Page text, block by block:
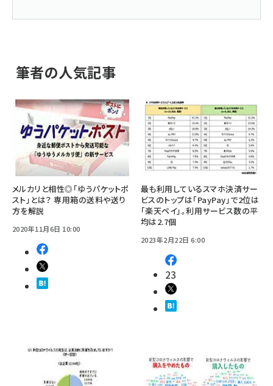
筆者の人気記事
メルカリと相性◎「ゆうパケットポ
スト」とは？ 専用箱の送料や送り
方を解説
2020年11月6日 10:00
最も利用しているスマホ決済サー
ビスのトップは「PayPay」で2位は
「楽天ペイ」。利用サービス数の平
均は2.7個
2023年2月22日 6:00
23